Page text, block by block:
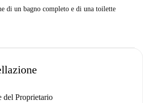
di un bagno completo e di una toilette
del Proprietario